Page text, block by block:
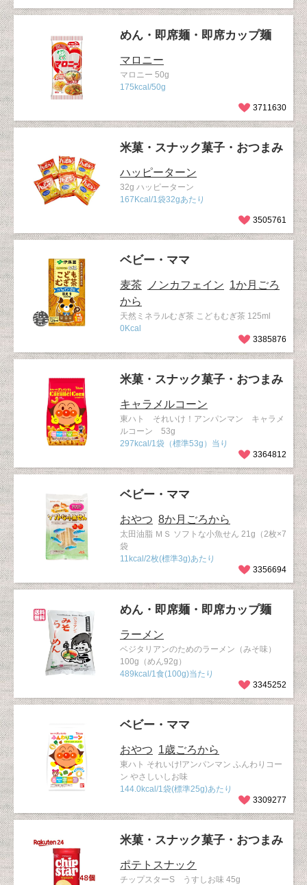
めん・即席麺・即席カップ麺
マロニー
マロニー 50g
175kcal/50g
3711630
米菓・スナック菓子・おつまみ
ハッピーターン
32g ハッピーターン
167Kcal/1袋32gあたり
3505761
ベビー・ママ
麦茶 ノンカフェイン 1か月ごろ
から
天然ミネラルむぎ茶 こどもむぎ茶 125ml
0Kcal
3385876
米菓・スナック菓子・おつまみ
キャラメルコーン
東ハト それいけ！アンパンマン キャラメ
ルコーン 53g
297kcal/1袋（標準53g）当り
3364812
ベビー・ママ
おやつ 8か月ごろから
太田油脂 ＭＳ ソフトな小魚せん 21g（2枚×7
袋
11kcal/2枚(標準3g)あたり
3356694
めん・即席麺・即席カップ麺
ラーメン
ベジタリアンのためのラーメン（みそ味）
100g（めん92g）
489kcal/1食(100g)当たり
3345252
ベビー・ママ
おやつ 1歳ごろから
東ハト それいけ!アンパンマン ふんわりコー
ン やさしいしお味
144.0kcal/1袋(標準25g)あたり
3309277
米菓・スナック菓子・おつまみ
ポテトスナック
チップスターS うすしお味 45g